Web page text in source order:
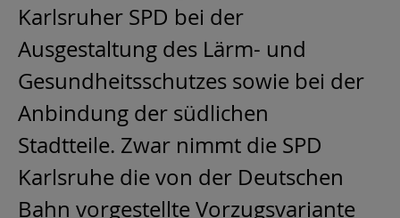
Karlsruher SPD bei der
Ausgestaltung des Lärm- und
Gesundheitsschutzes sowie bei der
Anbindung der südlichen
Stadtteile. Zwar nimmt die SPD
Karlsruhe die von der Deutschen
Bahn vorgestellte Vorzugsvariante